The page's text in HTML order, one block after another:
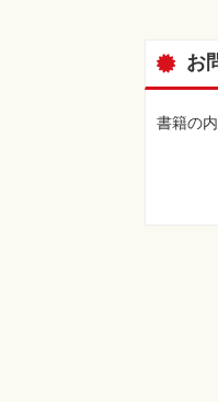
お
書籍の